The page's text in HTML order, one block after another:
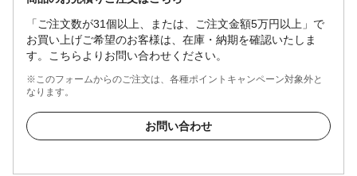
「ご注文数が31個以上、または、ご注文金額5万円以上」で
お買い上げご希望のお客様は、在庫・納期を確認いたしま
す。こちらよりお問い合わせください。
※このフォームからのご注文は、各種ポイントキャンペーン対象外と
なります。
お問い合わせ